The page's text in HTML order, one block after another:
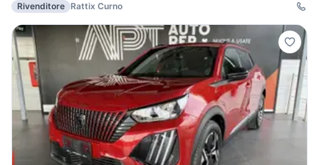
Rivenditore Rattix Curno